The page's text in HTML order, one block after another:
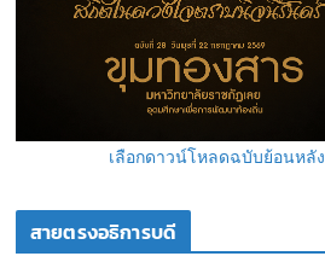
เลือกดาวน์โหลดฉบับย้อนหลัง
สายตรงอธิการบดี